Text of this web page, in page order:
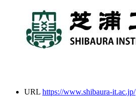
URL https://www.shibaura-it.ac.jp/